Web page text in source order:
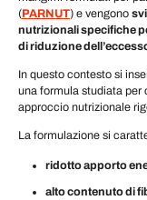
(PARNUT) e vengono
nutrizionali specifiche
di riduzione
In questo contesto si
una formula studiata per
approccio nutrizionale
La formulazione si
ridotto apporto
alto contenuto di